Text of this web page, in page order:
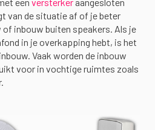
van de situatie af of je beter
inbouw buiten speakers. Als je
in je overkapping hebt, is het
Vaak worden de inbouw
voor in vochtige ruimtes zoals